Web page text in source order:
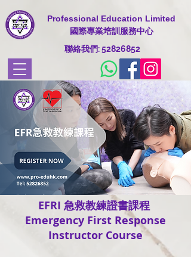
Professional Education Limited
國際專業培訓服務中心
​聯絡我們:52826852
EFRI 急救教練證書課程
Emergency First Response
Instructor Course